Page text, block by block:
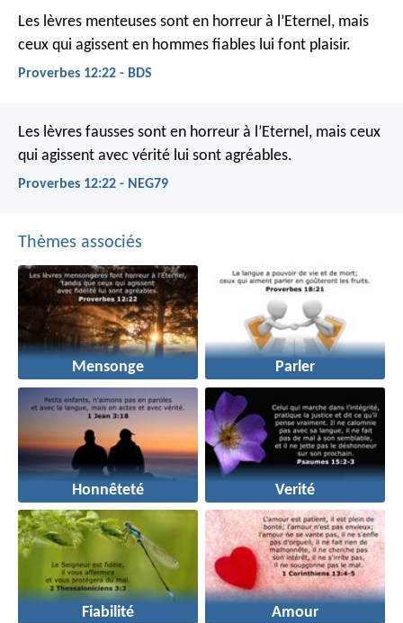
Les lèvres menteuses sont en horreur à l’Eternel, mais
ceux qui agissent en hommes fiables lui font plaisir.
Proverbes 12:22 - BDS
Les lèvres fausses sont en horreur à l’Eternel, mais ceux
qui agissent avec vérité lui sont agréables.
Proverbes 12:22 - NEG79
Thèmes associés
Mensonge Parler
Honnêteté Verité
Fiabilité Amour